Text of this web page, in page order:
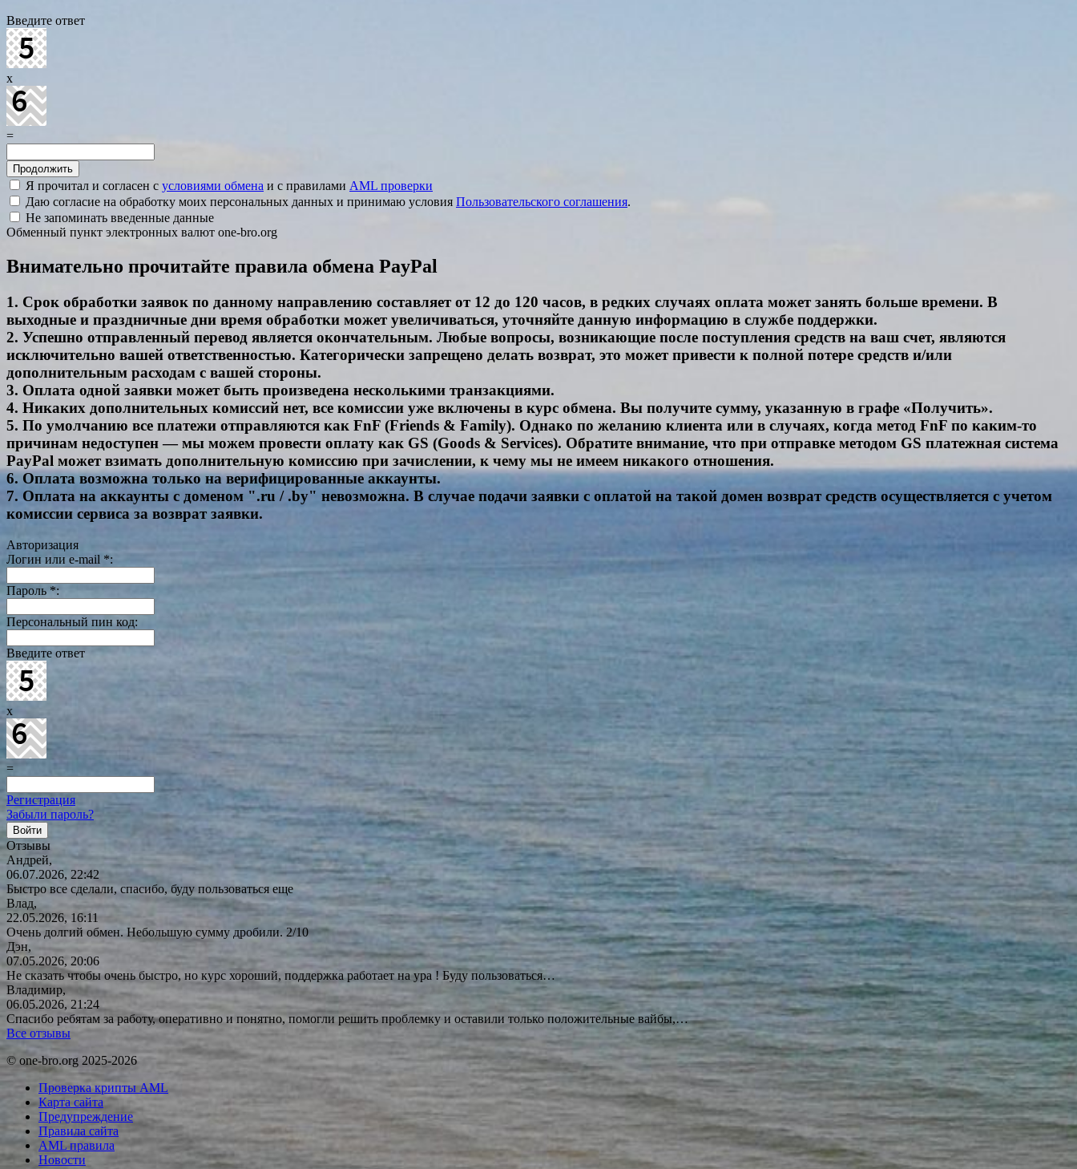
Введите ответ
x
=
Я прочитал и согласен с условиями обмена и с правилами AML проверки
Даю согласие на обработку моих персональных данных и принимаю условия Пользовательского соглашения.
Не запоминать введенные данные
Обменный пункт электронных валют one-bro.org
Внимательно прочитайте правила обмена PayPal
1. Срок обработки заявок по данному направлению составляет от 12 до 120 часов, в редких случаях оплата может занять больше времени. В
выходные и праздничные дни время обработки может увеличиваться, уточняйте данную информацию в службе поддержки.
2. Успешно отправленный перевод является окончательным. Любые вопросы, возникающие после поступления средств на ваш счет, являются
исключительно вашей ответственностью. Категорически запрещено делать возврат, это может привести к полной потере средств и/или
дополнительным расходам с вашей стороны.
3. Оплата одной заявки может быть произведена несколькими транзакциями.
4. Никаких дополнительных комиссий нет, все комиссии уже включены в курс обмена. Вы получите сумму, указанную в графе «Получить».
5. По умолчанию все платежи отправляются как FnF (Friends & Family). Однако по желанию клиента или в случаях, когда метод FnF по каким-то
причинам недоступен — мы можем провести оплату как GS (Goods & Services). Обратите внимание, что при отправке методом GS платежная система
PayPal может взимать дополнительную комиссию при зачислении, к чему мы не имеем никакого отношения.
6. Оплата возможна только на верифицированные аккаунты.
7. Оплата на аккаунты с доменом ".ru / .by" невозможна. В случае подачи заявки с оплатой на такой домен возврат средств осуществляется с учетом
комиссии сервиса за возврат заявки.
Авторизация
Логин или e-mail *:
Пароль *:
Персональный пин код:
Введите ответ
x
=
Регистрация
Забыли пароль?
Отзывы
Андрей,
06.07.2026, 22:42
Быстро все сделали, спасибо, буду пользоваться еще
Влад,
22.05.2026, 16:11
Очень долгий обмен. Небольшую сумму дробили. 2/10
Дэн,
07.05.2026, 20:06
Не сказать чтобы очень быстро, но курс хороший, поддержка работает на ура ! Будупользоваться…
Владимир,
06.05.2026, 21:24
Спасибо ребятам за работу, оперативно и понятно, помогли решить проблемку и оставили только положительные вайбы,…
Все отзывы
© one-bro.org 2025-2026
Проверка крипты AML
Карта сайта
Предупреждение
Правила сайта
AML правила
Новости